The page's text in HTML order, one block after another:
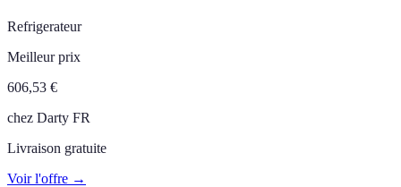
Refrigerateur
Meilleur prix
606,53 €
chez Darty FR
Livraison gratuite
Voir l'offre →